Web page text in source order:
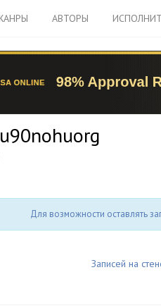
АВТОРЫ
Для возможности оставлять
Записей на